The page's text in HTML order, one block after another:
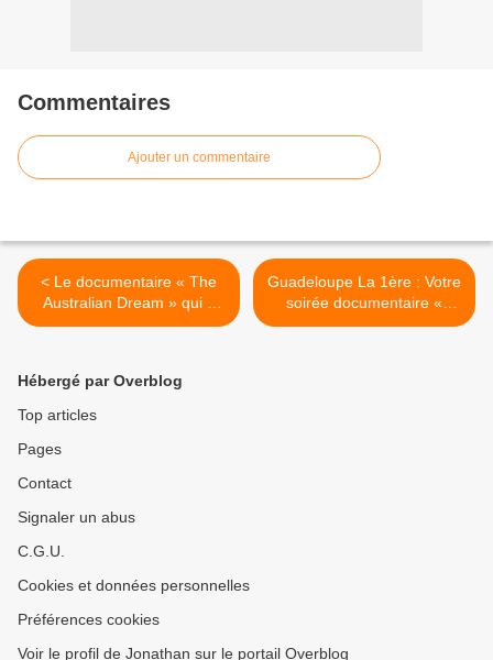
Commentaires
Ajouter un commentaire
< Le documentaire « The
Australian Dream » qui a
remporté le prix du public
Guadeloupe La 1ère : Votre
soirée documentaire «
Horizons » revient sur une
Hébergé par Overblog
Top articles
Pages
Contact
Signaler un abus
C.G.U.
Cookies et données personnelles
Préférences cookies
Voir le profil de Jonathan sur le portail Overblog